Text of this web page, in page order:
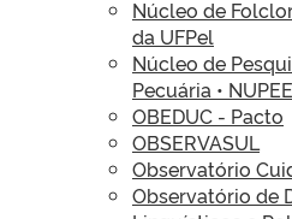
Núcleo de
da UFPel
Núcleo de
Pecuária •
OBEDUC - Pacto
OBSERVASUL
Observatório
Observatório de